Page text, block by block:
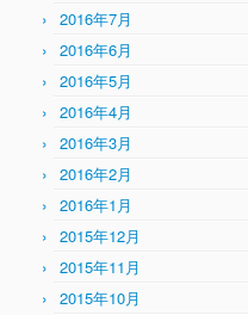
2016年7月
2016年6月
2016年5月
2016年4月
2016年3月
2016年2月
2016年1月
2015年12月
2015年11月
2015年10月